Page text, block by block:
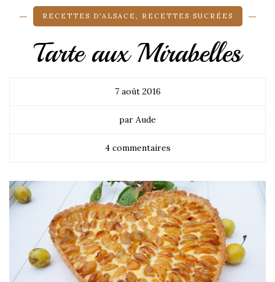
RECETTES D'ALSACE , RECETTES SUCRÉES
Tarte aux Mirabelles
7 août 2016
par Aude
4 commentaires